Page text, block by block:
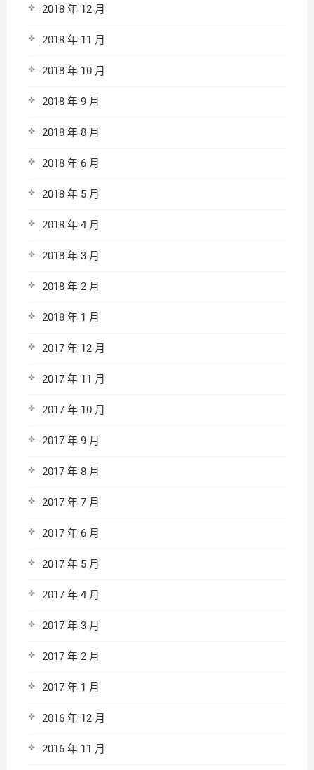
2018 年 12 月
2018 年 11 月
2018 年 10 月
2018 年 9 月
2018 年 8 月
2018 年 6 月
2018 年 5 月
2018 年 4 月
2018 年 3 月
2018 年 2 月
2018 年 1 月
2017 年 12 月
2017 年 11 月
2017 年 10 月
2017 年 9 月
2017 年 8 月
2017 年 7 月
2017 年 6 月
2017 年 5 月
2017 年 4 月
2017 年 3 月
2017 年 2 月
2017 年 1 月
2016 年 12 月
2016 年 11 月